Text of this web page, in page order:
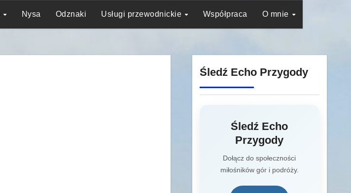
Nysa Odznaki Usługi przewodnickie Współpraca O mnie
Śledź Echo Przygody
Śledź Echo
Przygody
Dołącz do społeczności
miłośników gór i podróży.